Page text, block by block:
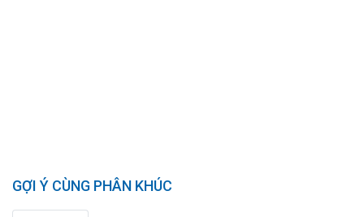
GỢI Ý CÙNG PHÂN KHÚC